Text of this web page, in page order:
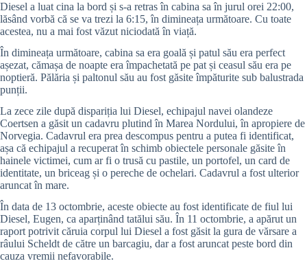
Diesel a luat cina la bord și s-a retras în cabina sa în jurul orei 22:00,
lăsând vorbă că se va trezi la 6:15, în dimineața următoare. Cu toate
acestea, nu a mai fost văzut niciodată în viață.
În dimineața următoare, cabina sa era goală și patul său era perfect
așezat, cămașa de noapte era împachetată pe pat și ceasul său era pe
noptieră. Pălăria și paltonul său au fost găsite împăturite sub balustrada
punții.
La zece zile după dispariția lui Diesel, echipajul navei olandeze
Coertsen a găsit un cadavru plutind în Marea Nordului, în apropiere de
Norvegia. Cadavrul era prea descompus pentru a putea fi identificat,
așa că echipajul a recuperat în schimb obiectele personale găsite în
hainele victimei, cum ar fi o trusă cu pastile, un portofel, un card de
identitate, un briceag și o pereche de ochelari. Cadavrul a fost ulterior
aruncat în mare.
În data de 13 octombrie, aceste obiecte au fost identificate de fiul lui
Diesel, Eugen, ca aparținând tatălui său. În 11 octombrie, a apărut un
raport potrivit căruia corpul lui Diesel a fost găsit la gura de vărsare a
râului Scheldt de către un barcagiu, dar a fost aruncat peste bord din
cauza vremii nefavorabile.